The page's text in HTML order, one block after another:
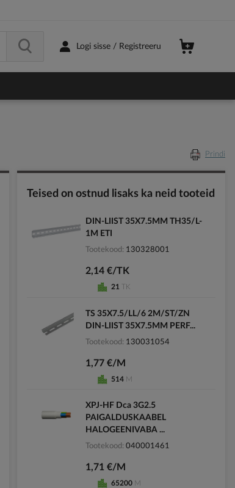
Logi sisse / Registreeru
Prindi
Teised on ostnud lisaks ka neid tooteid
DIN-LIIST 35X7.5MM TH35/L-
1M ETI
Tootekood 130328001
2,14 €/TK
21 TK
TS 35X7.5/LL/6 2M/ST/ZN
DIN-LIIST 35X7.5MM PERF...
Tootekood 130031054
1,77 €/M
514 M
XPJ-HF Dca 3G2.5
PAIGALDUSKAABEL
HALOGEENIVABA ...
Tootekood 040001461
1,71 €/M
65200 M